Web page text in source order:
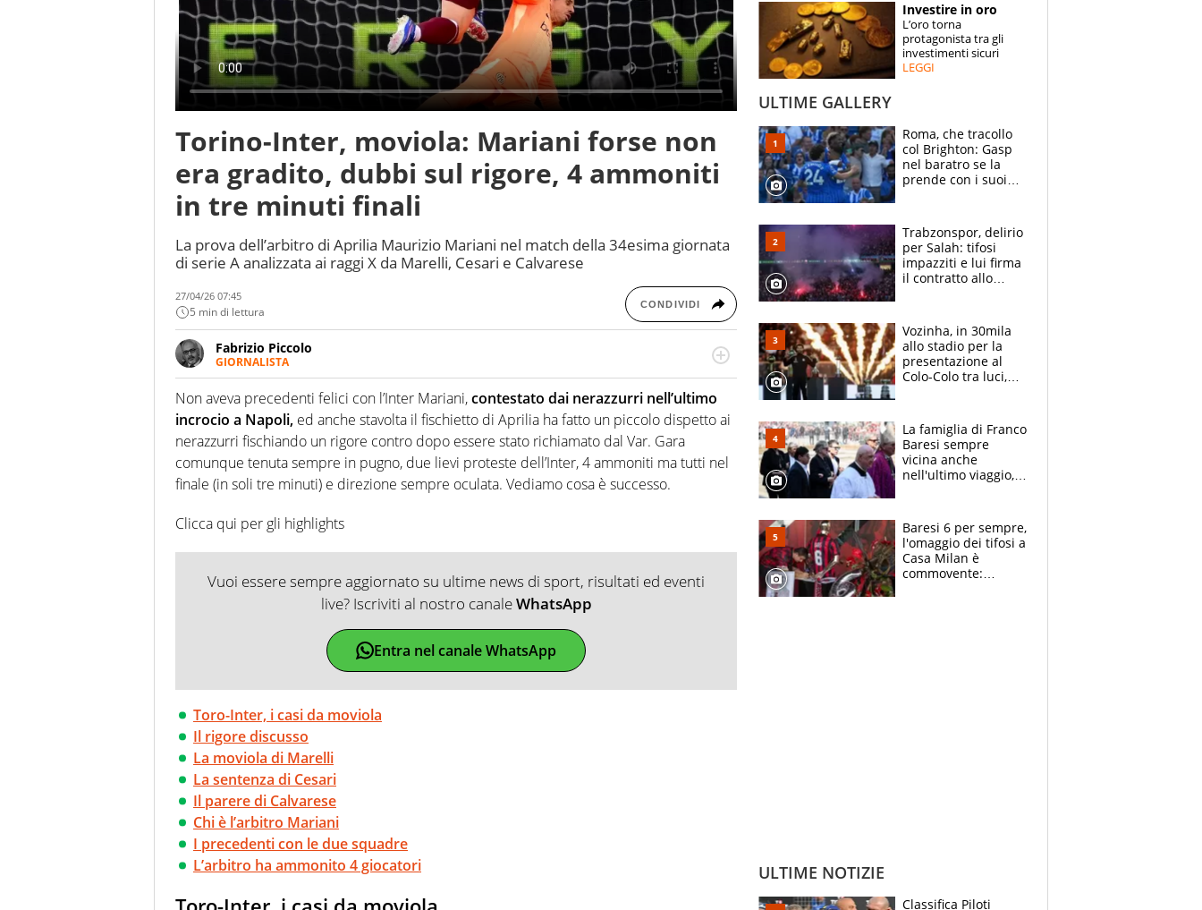
ESPERTI
CONTATTI
Torino-Inter, moviola: Mariani forse non
era gradito, dubbi sul rigore, 4 ammoniti
in tre minuti finali
La prova dell’arbitro di Aprilia Maurizio Mariani nel match della 34esima giornata
di serie A analizzata ai raggi X da Marelli, Cesari e Calvarese
27/04/26 07:45
5 min di lettura CONDIVIDI
Fabrizio Piccolo
GIORNALISTA
Nella sua carriera ha seguito numerose manifestazioni sportive e collaborato con
agenzie e testate. Esperienza, competenza, conoscenza e memoria storica. Si occupa
prevalentemente di calcio
Non aveva precedenti felici con l’Inter Mariani,contestato dai nerazzurri nell’ultimo
incrocio a Napoli, ed anche stavolta il fischietto di Aprilia ha fatto un piccolo dispetto ai
nerazzurri fischiando un rigore contro dopo essere stato richiamato dal Var. Gara
comunque tenuta sempre in pugno, due lievi proteste dell’Inter, 4 ammoniti ma tutti nel
finale (in soli tre minuti) e direzione sempre oculata. Vediamo cosa è successo.
Clicca qui per gli highlights
Vuoi essere sempre aggiornato su ultime news di sport, risultati ed eventi
live? Iscriviti al nostro canaleWhatsApp
Entra nel canale WhatsApp
Toro-Inter, i casi da moviola
Il rigore discusso
La moviola di Marelli
La sentenza di Cesari
Il parere di Calvarese
Chi è l’arbitro Mariani
I precedenti con le due squadre
L’arbitro ha ammonito 4 giocatori
Investire in oro
L’oro torna
protagonista tra gli
investimenti sicuri
LEGGI
ULTIME GALLERY
Roma, che tracollo
col Brighton: Gasp
nel baratro se la
prende con i suoi
Trabzonspor, delirio
per Salah: tifosi
impazziti e lui firma
il contratto allo
Vozinha, in 30mila
allo stadio per la
presentazione al
Colo-Colo tra luci,
La famiglia di Franco
Baresi sempre
vicina anche
nell'ultimo viaggio,
circondati
dall'affetto dei tifosi
Baresi 6 per sempre,
l'omaggio dei tifosi a
Casa Milan è
commovente:
ULTIME NOTIZIE
Classifica Piloti